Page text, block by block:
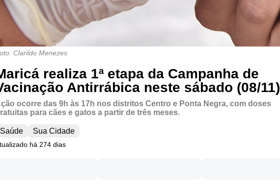
Clarildo Menezes
realiza 1ª etapa da Campanha de
Antirrábica neste sábado (08/11)
ocorre das 9h às 17h nos distritos Centro e Ponta Negra, com doses
para cães e gatos a partir de três meses.
Saúde Sua Cidade
há 274 dias